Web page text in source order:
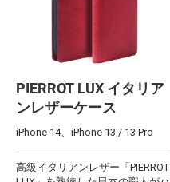
PIERROT LUX イタリア
ンレザーケース
iPhone 14、iPhone 13 / 13 Pro
高級イタリアンレザー「PIERROT